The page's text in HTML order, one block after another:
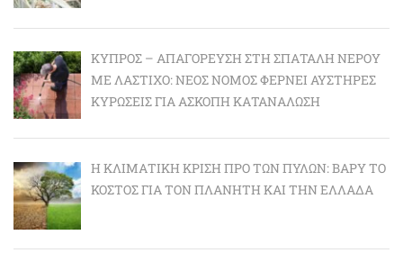
ΚΎΠΡΟΣ – ΑΠΑΓΌΡΕΥΣΗ ΣΤΗ ΣΠΑΤΆΛΗ ΝΕΡΟΎ
ΜΕ ΛΆΣΤΙΧΟ: ΝΈΟΣ ΝΌΜΟΣ ΦΈΡΝΕΙ ΑΥΣΤΗΡΈΣ
ΚΥΡΏΣΕΙΣ ΓΙΑ ΆΣΚΟΠΗ ΚΑΤΑΝΆΛΩΣΗ
Η ΚΛΙΜΑΤΙΚΉ ΚΡΊΣΗ ΠΡΟ ΤΩΝ ΠΥΛΏΝ: BΑΡΎ ΤΟ
ΚΌΣΤΟΣ ΓΙΑ ΤΟΝ ΠΛΑΝΉΤΗ ΚΑΙ ΤΗΝ ΕΛΛΆΔΑ